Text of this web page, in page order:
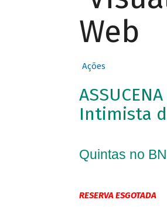
Web
Ações
Intimista
Quintas no
RESERVA ESGOTADA